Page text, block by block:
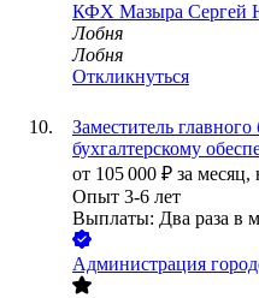
КФХ Мазыра Сергей
Лобня
Лобня
Откликнуться
Заместитель
бухгалтерскому
от 105 000 ₽ за месяц,
Опыт 3-6 лет
Выплаты: Два раза в
Администрация